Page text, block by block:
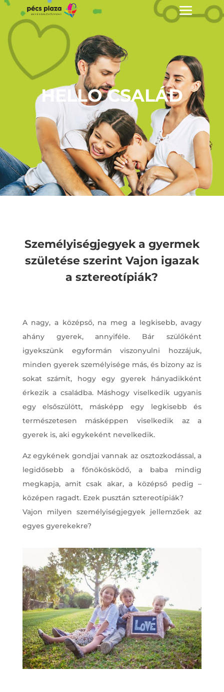
HELLO CSALÁD
Személyiségjegyek a gyermek
születése szerint Vajon igazak
a sztereotípiák?
A nagy, a középső, na meg a legkisebb, avagy
ahány gyerek, annyiféle. Bár szülőként
igyekszünk egyformán viszonyulni hozzájuk,
minden gyerek személyisége más, és bizony az is
sokat számít, hogy egy gyerek hányadikként
érkezik a családba. Máshogy viselkedik ugyanis
egy elsőszülött, másképp egy legkisebb és
természetesen másképpen viselkedik az a
gyerek is, aki egykeként nevelkedik.
Az egykének gondjai vannak az osztozkodással, a
legidősebb a főnökösködő, a baba mindig
megkapja, amit csak akar, a középső pedig –
középen ragadt. Ezek pusztán sztereotípiák?
Vajon milyen személyiségjegyek jellemzőek az
egyes gyerekekre?